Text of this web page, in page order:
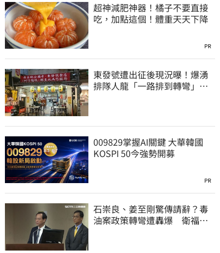
超神減肥神器！橘子不要直接
吃，加點這個！體重天天下降
PR
東發號遭出征後現況曝！爆湧
排隊人龍「一路排到轉彎」
009829掌握AI關鍵 大華韓國
KOSPI 50今強勢開募
PR
石崇良、姜至剛驚傳請辭？毒
油案政策轉彎遭轟爆 衛福部